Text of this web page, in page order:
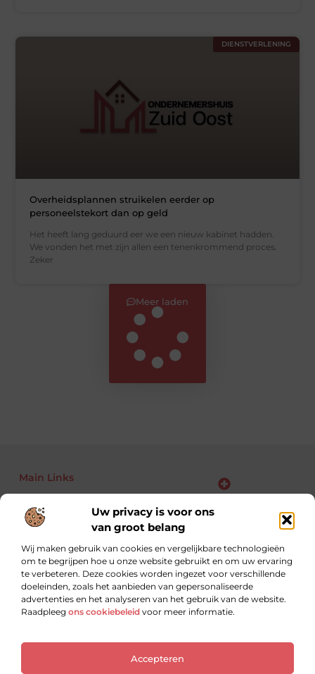
Uw privacy is voor ons
van groot belang
Wij maken gebruik van cookies en vergelijkbare technologieën
om te begrijpen hoe u onze website gebruikt en om uw ervaring
te verbeteren. Deze cookies worden ingezet voor verschillende
doeleinden, zoals het aanbieden van gepersonaliseerde
advertenties en het analyseren van het gebruik van de website.
Raadpleeg ons cookiebeleid voor meer informatie.
Accepteren
DIENSTVERLENING
Overheidsplannen struikelen eerder op
personeelstekort dan op geld
Het heeft lang geduurd eer we een nieuw kabinet hadden.
We vonden het met zijn allen een tenenkrommend proces.
Zeker
Meer laden
Main Links
Altijd op zoek naar nieuwe inzichten.
Lees, leer en ontdek met blogs over uiteenlopende
onderwerpen.